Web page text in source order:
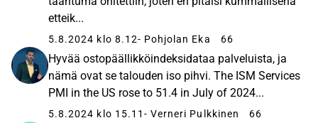
etteik...
5.8.2024 klo 8.12- Pohjolan Eka 66
Hyvää ostopäällikköindeksidataa palveluista, ja
nämä ovat se talouden iso pihvi. The ISM Services
PMI in the US rose to 51.4 in July of 2024...
5.8.2024 klo 15.11 - Verneri Pulkkinen 66